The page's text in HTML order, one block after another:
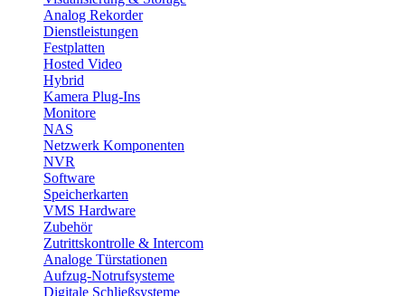
Analog Rekorder
Dienstleistungen
Festplatten
Hosted Video
Hybrid
Kamera Plug-Ins
Monitore
NAS
Netzwerk Komponenten
NVR
Software
Speicherkarten
VMS Hardware
Zubehör
Zutrittskontrolle & Intercom
Analoge Türstationen
Aufzug-Notrufsysteme
Digitale Schließsysteme